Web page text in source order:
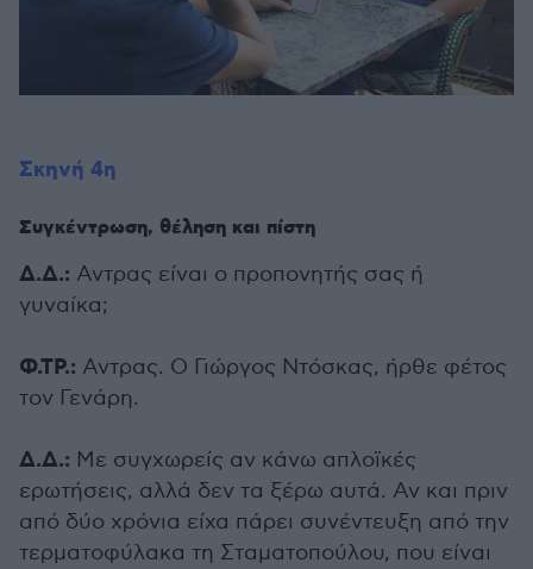
Σκηνή 4η
Συγκέντρωση, θέληση και πίστη
Δ.Δ.: Αντρας είναι ο προπονητής σας ή
γυναίκα;
Φ.ΤΡ.: Αντρας. Ο Γιώργος Ντόσκας, ήρθε φέτος
τον Γενάρη.
Δ.Δ.: Με συγχωρείς αν κάνω απλοϊκές
ερωτήσεις, αλλά δεν τα ξέρω αυτά. Αν και πριν
από δύο χρόνια είχα πάρει συνέντευξη από την
τερματοφύλακα τη Σταματοπούλου, που είναι